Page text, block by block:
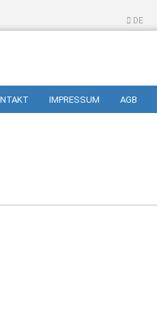
DE
IMPRESSUM AGB